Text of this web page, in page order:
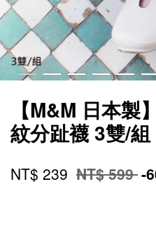
【M&M 日本製
紋分趾襪 3雙/組
NT$ 239 NT$ 599-